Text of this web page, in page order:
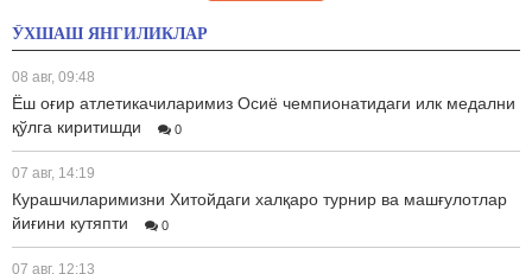
ЎХШАШ ЯНГИЛИКЛАР
08 авг, 09:48
Ёш оғир атлетикачиларимиз Осиё чемпионатидаги илк медални
қўлга киритишди
0
07 авг, 14:19
Курашчиларимизни Хитойдаги халқаро турнир ва машғулотлар
йиғини кутяпти
0
07 авг, 12:13